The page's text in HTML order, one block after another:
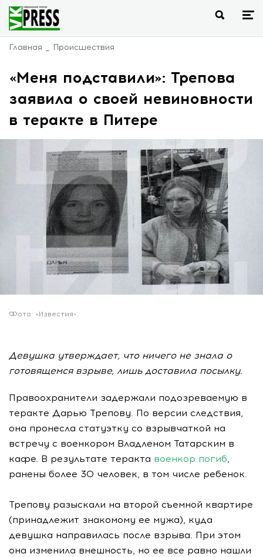
Главная Происшествия
«Меня подставили»: Трепова
заявила о своей невиновности
в теракте в Питере
Фото: «Известия».
Девушка утверждает, что ничего не знала о
готовящемся взрыве, лишь доставила посылку.
Правоохранители задержали подозреваемую в
теракте Дарью Трепову. По версии следствия,
она пронесла статуэтку со взрывчаткой на
встречу с военкором Владленом Татарским в
кафе. В результате теракта военкор погиб,
ранены более 30 человек, в том числе ребенок.
Трепову разыскали на второй съемной квартире
(принадлежит знакомому ее мужа), куда
девушка направилась после взрыва. При этом
она изменила внешность, но ее все равно нашли